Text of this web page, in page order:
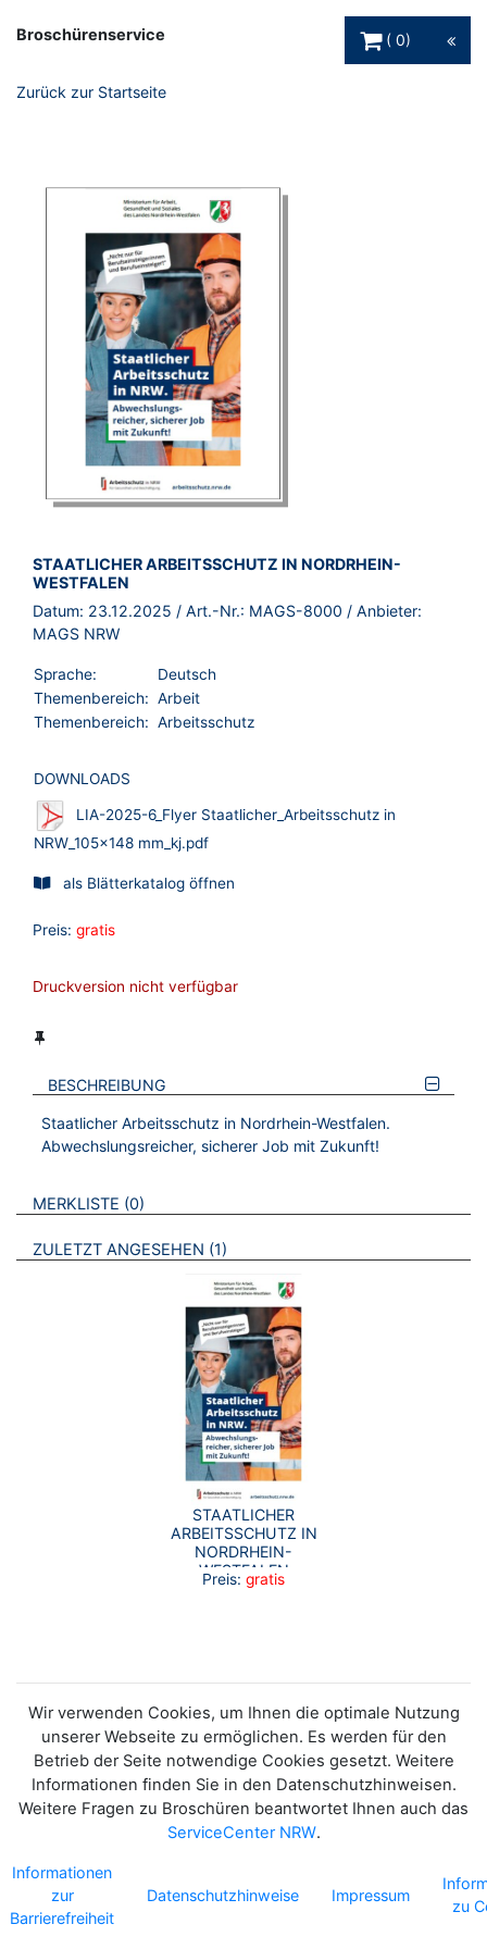
Broschürenservice
0
Zurück zur Startseite
BROSCHÜRE:
STAATLICHER ARBEITSSCHUTZ IN NORDRHEIN-
WESTFALEN
Datum: 23.12.2025 / Art.-Nr.: MAGS-8000 / Anbieter:
MAGS NRW
Sprache:
Deutsch
Themenbereich: Arbeit
Themenbereich: Arbeitsschutz
DOWNLOADS
LIA-2025-6_Flyer Staatlicher_Arbeitsschutz in
NRW_105x148 mm_kj.pdf
als Blätterkatalog öffnen
Preis: gratis
Druckversion nicht verfügbar
BESCHREIBUNG
Staatlicher Arbeitsschutz in Nordrhein-Westfalen.
Abwechslungsreicher, sicherer Job mit Zukunft!
VERWEISE AUF VERMERKTE- ODER ZULETZT ANGESEHENE
MERKLISTE 0 BROSCHÜREN
ZULETZT ANGESEHEN 1 BROSCHÜREN
STAATLICHER
ARBEITSSCHUTZ IN
NORDRHEIN-
WESTFALEN
Preis: gratis
Wir verwenden Cookies, um Ihnen die optimale Nutzung
unserer Webseite zu ermöglichen. Es werden für den
Betrieb der Seite notwendige Cookies gesetzt. Weitere
Informationen finden Sie in den Datenschutzhinweisen.
Weitere Fragen zu Broschüren beantwortet Ihnen auch das
ServiceCenter NRW.
Informationen
zur
Barrierefreiheit
Datenschutzhinweise Impressum
zu